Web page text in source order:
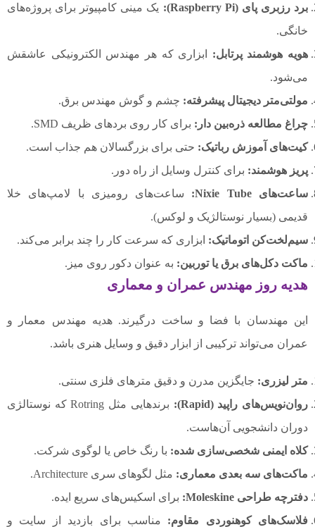
برد رزبری پای (Raspberry Pi):
یک مینی کامپیوتر برای پروژه‌های
خانگی.
هویه هوشمند پرتابل: ابزاری که هر مهندس الکترونیکی عاشقش
می‌شود.
مولتی‌متر دیجیتال پیشرفته: چشم و گوش مهندس برق.
چراغ مطالعه ذره‌بین دار: برای کار روی بردهای ظریف SMD.
کیت‌های آموزش رباتیک: حتی برای بزرگسالان هم جذاب است.
پریز هوشمند: برای کنترل وسایل از راه دور.
ساعت‌های Nixie Tube:
ساعت‌های رومیزی با لامپ‌های خلا
قدیمی (بسیار نوستالژیک و لوکس).
سیم‌لخت‌کن اتوماتیک: ابزاری که سرعت کار را چند برابر می‌کند.
ماکت دکل‌های برق یا توربین: به عنوان دکور روی میز.
هدیه روز مهندس عمران و معماری
این مهندسان با فضا و ساخت درگیرند.هدیه مهندس معمار
و
عمران می‌تواند ترکیبی از ابزار دقیق و وسایل هنری باشد.
متر لیزری: جایگزین مدرن و دقیق مترهای فلزی سنتی.
روان‌نویس‌های راپید (Rapid):
برندهایی مثل Rotring که نوستالژی
دوران دانشجویی آن‌هاست.
کلاه ایمنی شخصی‌سازی شده: با رنگ خاص یا لوگوی شرکت.
ماکت‌های سه بعدی معماری: مثل لگوهای سری Architecture.
دفترچه طراحی Moleskine:
برای اسکیس‌های سریع ایده.
فلاسک‌های کوهنوردی مقاوم: مناسب برای بازدید از سایت و